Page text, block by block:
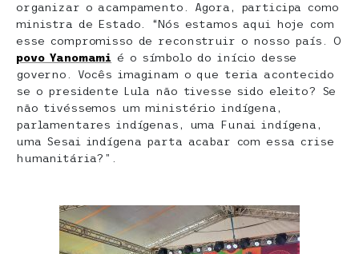
organizar o acampamento. Agora, participa como
ministra de Estado. “Nós estamos aqui hoje com
esse compromisso de reconstruir o nosso país. O
povo Yanomami é o símbolo do início desse
governo. Vocês imaginam o que teria acontecido
se o presidente Lula não tivesse sido eleito? Se
não tivéssemos um ministério indígena,
parlamentares indígenas, uma Funai indígena,
uma Sesai indígena parta acabar com essa crise
humanitária?”.